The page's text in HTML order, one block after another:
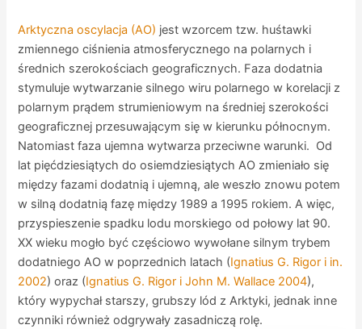
Arktyczna oscylacja (AO) jest wzorcem tzw. huśtawki
zmiennego ciśnienia atmosferycznego na polarnych i
średnich szerokościach geograficznych. Faza dodatnia
stymuluje wytwarzanie silnego wiru polarnego w korelacji z
polarnym prądem strumieniowym na średniej szerokości
geograficznej przesuwającym się w kierunku północnym.
Natomiast faza ujemna wytwarza przeciwne warunki. Od
lat pięćdziesiątych do osiemdziesiątych AO zmieniało się
między fazami dodatnią i ujemną, ale weszło znowu potem
w silną dodatnią fazę między 1989 a 1995 rokiem. A więc,
przyspieszenie spadku lodu morskiego od połowy lat 90.
XX wieku mogło być częściowo wywołane silnym trybem
dodatniego AO w poprzednich latach (Ignatius G. Rigor i in.
2002) oraz (Ignatius G. Rigor i John M. Wallace 2004),
który wypychał starszy, grubszy lód z Arktyki, jednak inne
czynniki również odgrywały zasadniczą rolę.